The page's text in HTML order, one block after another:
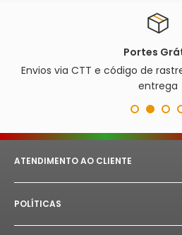
Portes
Envios via CTT e código de
entrega
ATENDIMENTO AO CLIENTE
E-mail:astorept@outlook.com
Whatsapp:
Horário de Atendimento:
POLÍTICAS
Aviso Legal